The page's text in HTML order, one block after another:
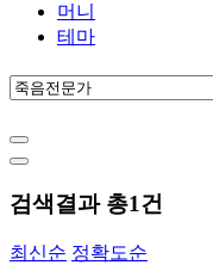
머니
테마
검색결과 총1건
최신순 정확도순